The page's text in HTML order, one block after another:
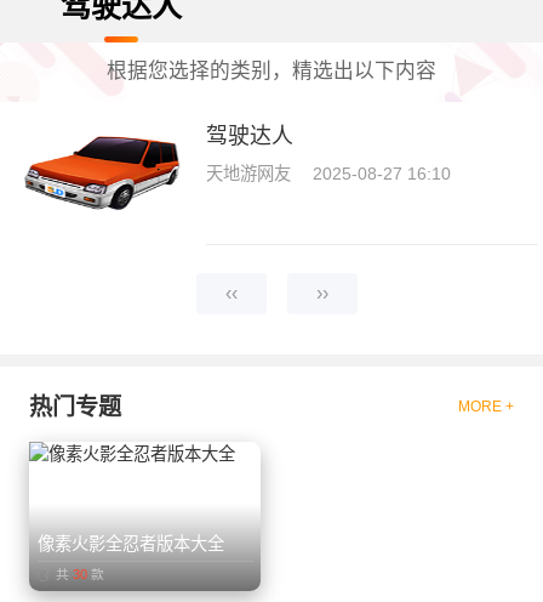
根据您选择的类别，精选出以下内容
驾驶达人
天地游网友 2025-08-27 16:10
‹‹ ››
热门专题 MORE +
像素火影全忍者版本大全
共 30 款